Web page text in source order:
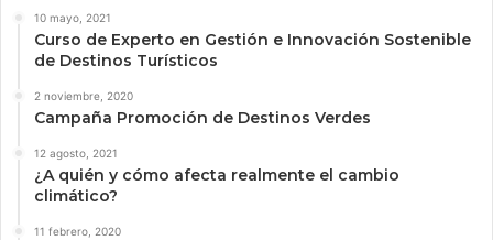
10 mayo, 2021
Curso de Experto en Gestión e Innovación Sostenible
de Destinos Turísticos
2 noviembre, 2020
Campaña Promoción de Destinos Verdes
12 agosto, 2021
¿A quién y cómo afecta realmente el cambio
climático?
11 febrero, 2020